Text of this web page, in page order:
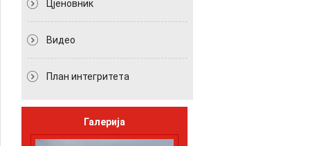
Цјеновник
Видео
План интегритета
Галерија